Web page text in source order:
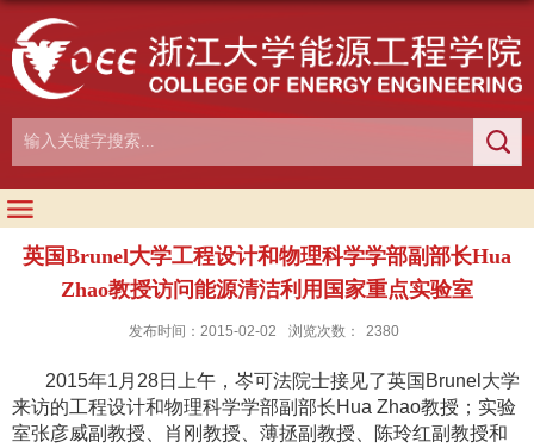
英国Brunel大学工程设计和物理科学学部副部长Hua
Zhao教授访问能源清洁利用国家重点实验室
发布时间：2015-02-02 浏览次数： 2380
2015年1月28日上午，岑可法院士接见了英国Brunel大学
来访的工程设计和物理科学学部副部长Hua Zhao教授；实验
室张彦威副教授、肖刚教授、薄拯副教授、陈玲红副教授和